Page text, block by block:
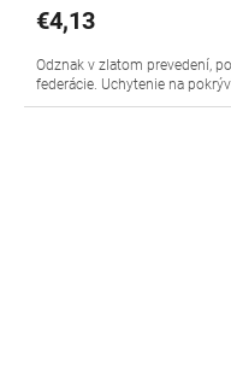
€4,13
Odznak v zlatom prevedení,
federácie. Uchytenie na